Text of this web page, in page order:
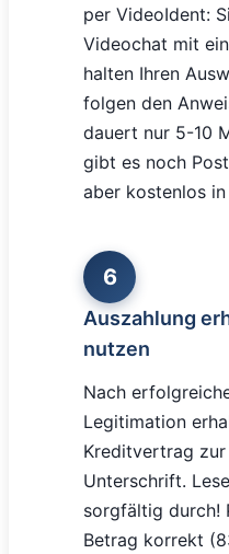
per VideoIdent:
Videochat mit
halten Ihren
folgen den
dauert nur 5-10
gibt es noch
aber kostenlos
6
Auszahlung
nutzen
Nach
Legitimation
Kreditvertrag
Unterschrift.
sorgfältig durch!
Betrag korrekt